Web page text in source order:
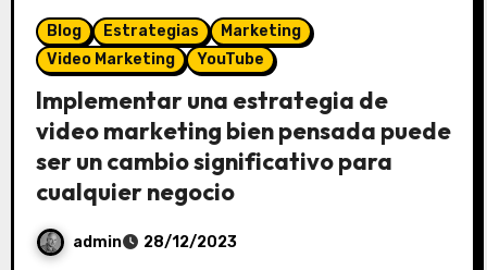
Blog Estrategias
Marketing
Video Marketing
YouTube
Implementar una estrategia de
video marketing bien pensada puede
ser un cambio significativo para
cualquier negocio
admin 28/12/2023